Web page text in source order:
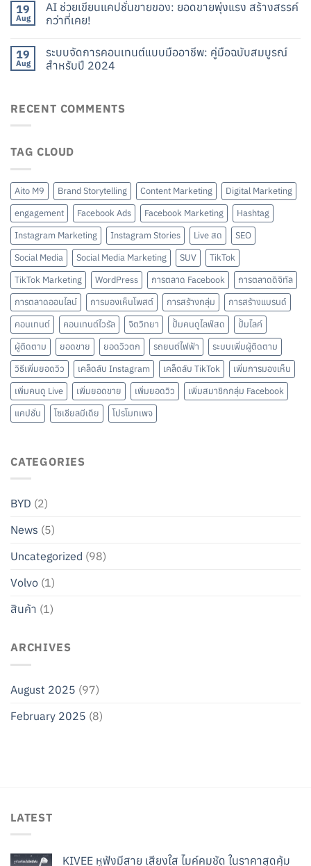
19
Aug
AI ช่วยเขียนแคปชั่นขายของ: ยอดขายพุ่งแรง สร้างสรรค์
กว่าที่เคย!
19
Aug
ระบบจัดการคอนเทนต์แบบมืออาชีพ: คู่มือฉบับสมบูรณ์
สำหรับปี 2024
RECENT COMMENTS
TAG CLOUD
Aito M9 Brand Storytelling Content Marketing
Digital Marketing
engagement
Facebook Ads Facebook Marketing
Hashtag
Instagram Marketing
Instagram Stories Live สด
SEO
Social Media
Social Media Marketing SUV
TikTok
TikTok Marketing
WordPress การตลาด Facebook
การตลาดดิจิทัล
การตลาดออนไลน์
การมองเห็นโพสต์ การสร้างกลุ่ม
การสร้างแบรนด์
คอนเทนต์
คอนเทนต์ไวรัล จิตวิทยา ปั้มคนดูไลฟ์สด
ปั้มไลค์
ผู้ติดตาม
ยอดขาย ยอดวิวตก รถยนต์ไฟฟ้า
ระบบเพิ่มผู้ติดตาม
วิธีเพิ่มยอดวิว
เคล็ดลับ Instagram เคล็ดลับ TikTok
เพิ่มการมองเห็น
เพิ่มคนดู Live
เพิ่มยอดขาย เพิ่มยอดวิว
เพิ่มสมาชิกกลุ่ม Facebook
แคปชั่น
โซเชียลมีเดีย โปรโมทเพจ
CATEGORIES
BYD (2)
News (5)
Uncategorized (98)
Volvo (1)
สินค้า (1)
ARCHIVES
August 2025 (97)
February 2025 (8)
LATEST
KIVEE หูฟังมีสาย เสียงใส ไมค์คมชัด ในราคาสุดคุ้ม